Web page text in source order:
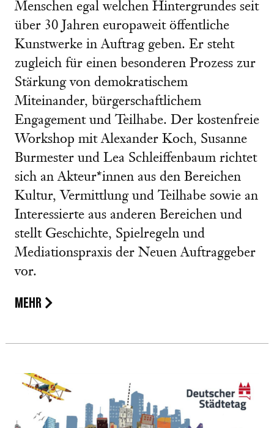
Menschen egal welchen Hintergrundes seit
über 30 Jahren europaweit öffentliche
Kunstwerke in Auftrag geben. Er steht
zugleich für einen besonderen Prozess zur
Stärkung von demokratischem
Miteinander, bürgerschaftlichem
Engagement und Teilhabe. Der kostenfreie
Workshop mit Alexander Koch, Susanne
Burmester und Lea Schleiffenbaum richtet
sich an Akteur*innen aus den Bereichen
Kultur, Vermittlung und Teilhabe sowie an
Interessierte aus anderen Bereichen und
stellt Geschichte, Spielregeln und
Mediationspraxis der Neuen Auftraggeber
vor.
MEHR